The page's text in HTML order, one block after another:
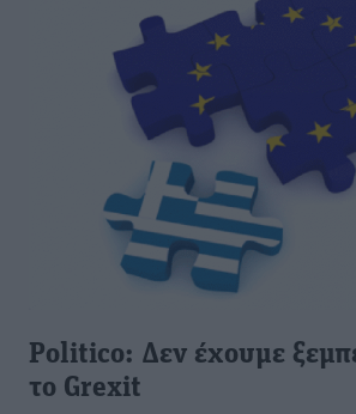
Politico: Δεν έχουμε
το Grexit